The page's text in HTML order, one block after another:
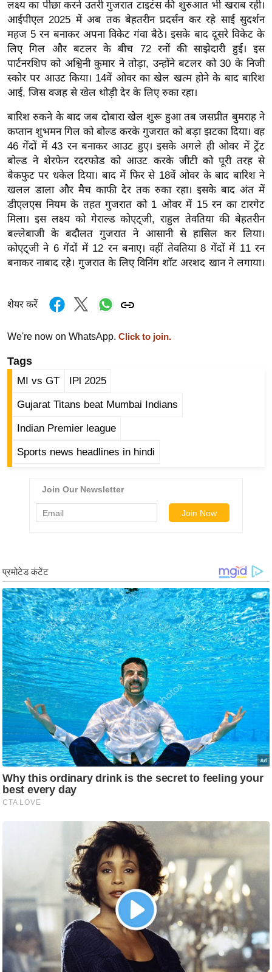
सा
हि
त्य
ज
ग
त
ऑ
टो
व
र्ल्ड
न्यू
ज
ब्री
फ
म
नो
ज
त
बॉ
वु
ड
हॉ
क्षा
B
r
e
a
k
i
n
g
e
w
s
ला
इ
क्नॉ
लॉ
जी
ब्यू
टी
लक्ष्य का पीछा करने उतरी गुजरात टाइटंस की शुरुआत भी खराब रही।
आईपीएल 2025 में अब तक बेहतरीन प्रदर्सन कर रहे साई सुदर्शन
महज 5 रन बनाकर अपना विकेट गंवा बैठे। इसके बाद दूसरे विकेट के
लिए गिल और बटलर के बीच 72 रनों की साझेदारी हुई। इस
पार्टनरशिप को अश्विनी कुमार ने तोड़ा, उन्होंने बटलर को 30 के निजी
स्कोर पर आउट किया। 14वें ओवर का खेल खत्म होने के बाद बारिश
आई, जिस वजह से खेल थोड़ी देर के लिए रुका रहा।
बारिश रुकने के बाद जब दोबारा खेल शुरू हुआ तब जसप्रीत बुमराह ने
कप्तान शुभमन गिल को बोल्ड करके गुजरात को बड़ा झटका दिया। वह
46 गेंदों में 43 रन बनाकर आउट हुए। इसके अगले ही ओवर में ट्रेंट
बोल्ड ने शेरफेन रदरफोड को आउट करके जीटी को पूरी तरह से
बैकफुट पर धकेल दिया। बाद में फिर से 18वें ओवर के बाद बारिश ने
खलल डाला और मैच काफी देर तक रुका रहा। इसके बाद अंत में
डीएलएस नियम के तहत गुजरात को 1 ओवर में 15 रन का टारगेट
मिला। इस लक्ष्य को गेराल्ड कोएट्जी, राहुल तेवतिया की बेहतरीन
बल्लेबाजी के बदौलत गुजरात ने आसानी से हासिल कर लिया।
कोएट्जी ने 6 गेंदों में 12 रन बनाए। वहीं तेवतिया 8 गेंदों में 11 रन
बनाकर नाबाद रहे। गुजरात के लिए विनिंग शॉट अरशद खान ने लगाया।
शेयर करें
We're now on WhatsApp. Click to join.
Tags
MI vs GT IPl 2025
Gujarat Titans beat Mumbai Indians
Indian Premier league
Sports news headlines in hindi